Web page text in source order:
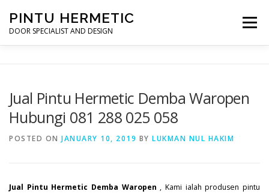
content
PINTU HERMETIC
DOOR SPECIALIST AND DESIGN
Menu
PROFILE KONTAK
Jual Pintu Hermetic Demba Waropen
Hubungi 081 288 025 058
POSTED ON JANUARY 10, 2019 BY LUKMAN NUL HAKIM
Jual Pintu Hermetic Demba Waropen , Kami ialah produsen pintu